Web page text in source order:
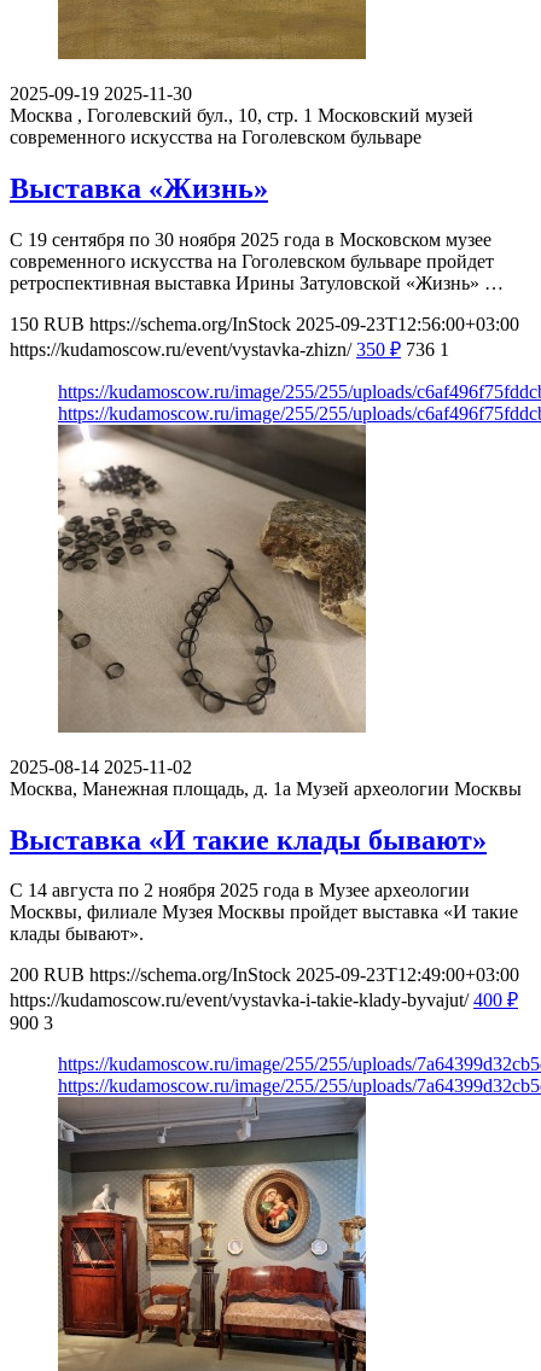
2025-09-19 2025-11-30
Москва , Гоголевский бул., 10, стр. 1 Московский музей
современного искусства на Гоголевском бульваре
Выставка «Жизнь»
С 19 сентября по 30 ноября 2025 года в Московском музее
современного искусства на Гоголевском бульваре пройдет
ретроспективная выставка Ирины Затуловской «Жизнь» …
150 RUB https://schema.org/InStock 2025-09-23T12:56:00+03:00
https://kudamoscow.ru/event/vystavka-zhizn/ 350 ₽ 736 1
https://kudamoscow.ru/image/255/255/uploads/
https://kudamoscow.ru/image/255/255/uploads/
2025-08-14 2025-11-02
Москва, Манежная площадь, д. 1а Музей археологии Москвы
Выставка «И такие клады бывают»
С 14 августа по 2 ноября 2025 года в Музее археологии
Москвы, филиале Музея Москвы пройдет выставка «И такие
клады бывают».
200 RUB https://schema.org/InStock 2025-09-23T12:49:00+03:00
https://kudamoscow.ru/event/vystavka-i-takie-klady-byvajut/ 400 ₽
900 3
https://kudamoscow.ru/image/255/255/uploads/
https://kudamoscow.ru/image/255/255/uploads/